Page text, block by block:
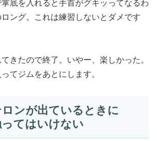
底を入れると手首がグキッってなるわ
ング。これは練習しないとダメです
きたので終了。いやー、楽しかった。
てジムをあとにします。
ンが出ているときに
てはいけない